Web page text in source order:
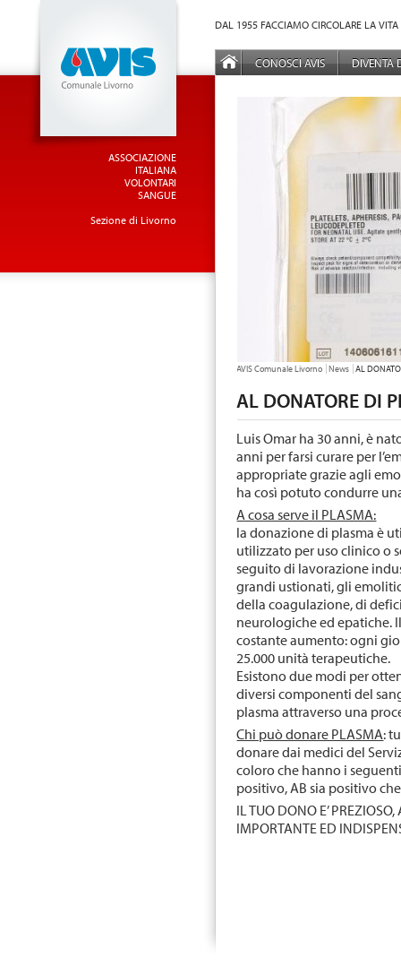
ASSOCIAZIONE
ITALIANA
VOLONTARI
SANGUE
Sezione di Livorno
DAL 1955 FACCIAMO CIRCOLARE LA
MENÙ PRINCIPALE
CONOSCI AVIS DIVENTA
TU SEI QUI:
AVIS Comunale Livorno News AL
AL DONATORE DI
Luis Omar ha 30 anni, è
anni per farsi curare per
appropriate grazie agli
ha così potuto condurre
A cosa serve il PLASMA:
la donazione di plasma è
utilizzato per uso clinico o
seguito di lavorazione
grandi ustionati, gli
della coagulazione, di
neurologiche ed epatiche.
costante aumento: ogni
25.000 unità terapeutiche.
Esistono due modi per
diversi componenti del
plasma attraverso una
Chi può donare PLASMA:
donare dai medici del
coloro che hanno i
positivo, AB sia positivo
IL TUO DONO E’
IMPORTANTE ED